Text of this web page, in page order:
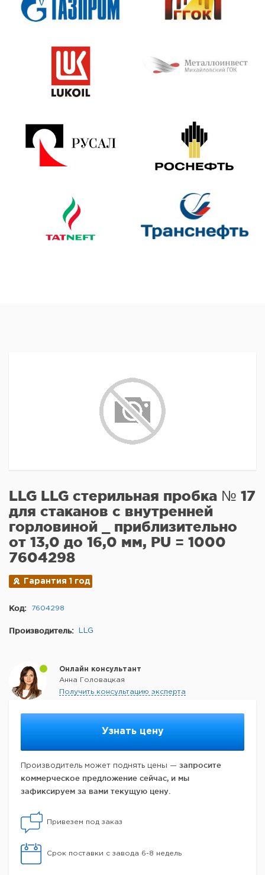
Узнать цену
Производитель может поднять цены — запросите
коммерческое предложение сейчас, и мы
зафиксируем за вами текущую цену.
Привезем под заказ
Срок поставки с завода 6-8 недель
LLG LLG стерильная пробка № 17
для стаканов с внутренней
горловиной _ приблизительно
от 13,0 до 16,0 мм, PU = 1000
7604298
Гарантия 1 год
Код: 7604298
Производитель: LLG
Онлайн консультант
Анна Головацкая
Получить консультацию эксперта